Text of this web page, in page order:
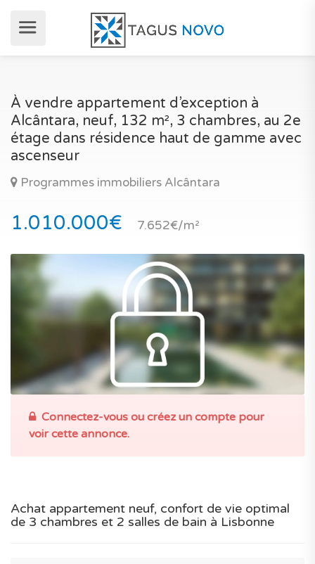
À vendre appartement d’exception à
Alcântara, neuf, 132 m², 3 chambres, au 2e
étage dans résidence haut de gamme avec
ascenseur
Programmes immobiliers Alcântara
1.010.000€ 7.652€/m²
Connectez-vous ou créez un compte pour
voir cette annonce.
Achat appartement neuf, confort de vie optimal
de 3 chambres et 2 salles de bain à Lisbonne